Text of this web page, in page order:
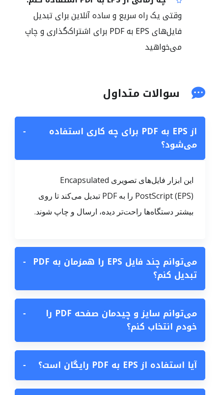
وقتی یک راه سریع و ساده آنلاین برای تبدیل
فایل‌های EPS به PDF برای اشتراک‌گذاری و چاپ
می‌خواهید
سوالات متداول
از EPS به PDF برای چه کاری استفاده
می‌شود؟
−
این ابزار فایل‌های تصویری Encapsulated
PostScript (EPS) را به PDF تبدیل می‌کند تا روی
بیشتر دستگاه‌ها راحت‌تر دیده، ارسال و چاپ شوند.
می‌توانم چند فایل EPS را همزمان به PDF
تبدیل کنم؟
−
می‌توانم سایز و چیدمان صفحه PDF را
خودم انتخاب کنم؟
−
آیا استفاده از EPS به PDF رایگان است؟ −